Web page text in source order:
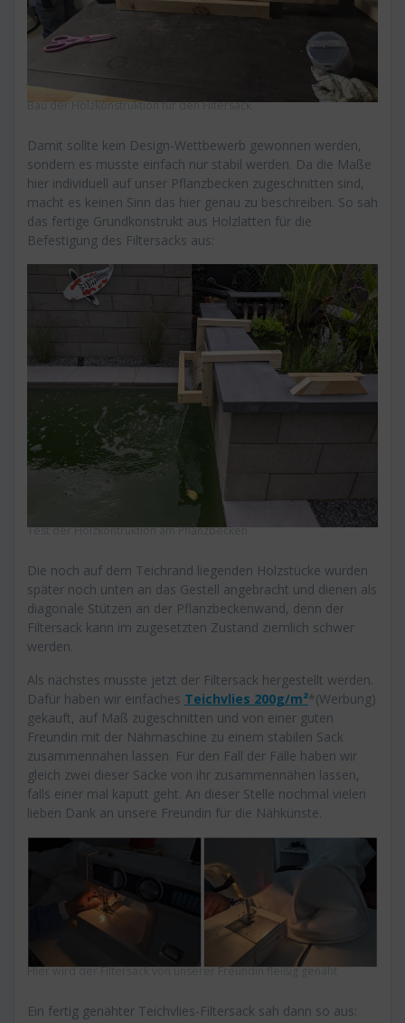
Bau der Holzkonstruktion für den Filtersack
Damit sollte kein Design-Wettbewerb gewonnen werden,
sondern es musste einfach nur stabil werden. Da die Maße
hier individuell auf unser Pflanzbecken zugeschnitten sind,
macht es keinen Sinn das hier genau zu beschreiben. So sah
das fertige Grundkonstrukt aus Holzlatten für die
Befestigung des Filtersacks aus:
Test der Holzkontruktion am Pflanzbecken
Die noch auf dem Teichrand liegenden Holzstücke wurden
später noch unten an das Gestell angebracht und dienen als
diagonale Stützen an der Pflanzbeckenwand, denn der
Filtersack kann im zugesetzten Zustand ziemlich schwer
werden.
Als nächstes musste jetzt der Filtersack hergestellt werden.
Dafür haben wir einfaches Teichvlies 200g/m²*(Werbung)
gekauft, auf Maß zugeschnitten und von einer guten
Freundin mit der Nähmaschine zu einem stabilen Sack
zusammennähen lassen. Für den Fall der Fälle haben wir
gleich zwei dieser Säcke von ihr zusammennähen lassen,
falls einer mal kaputt geht. An dieser Stelle nochmal vielen
lieben Dank an unsere Freundin für die Nähkünste.
Hier wird der Filtersack von unserer Freundin fleißig genäht
Ein fertig genähter Teichvlies-Filtersack sah dann so aus: